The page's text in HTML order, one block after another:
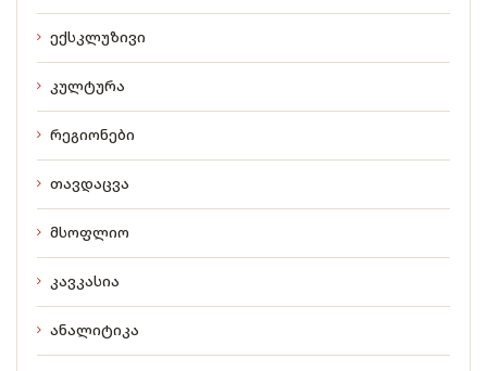
ექსკლუზივი
კულტურა
რეგიონები
თავდაცვა
მსოფლიო
კავკასია
ანალიტიკა